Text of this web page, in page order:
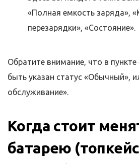
«Полная емкость заряда»,
перезарядки», «Состояние».
Обратите внимание, что в
быть указан статус «Обычный»,
обслуживание».
Когда стоит
батарею